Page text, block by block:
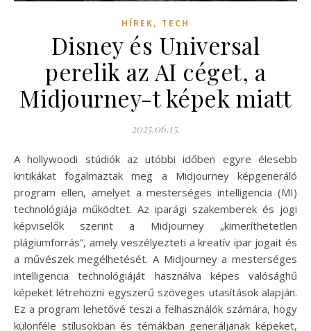
HÍREK, TECH
Disney és Universal
perelik az AI céget, a
Midjourney-t képek miatt
2025.06.15.
A hollywoodi stúdiók az utóbbi időben egyre élesebb
kritikákat fogalmaztak meg a Midjourney képgeneráló
program ellen, amelyet a mesterséges intelligencia (MI)
technológiája működtet. Az iparági szakemberek és jogi
képviselők szerint a Midjourney „kimeríthetetlen
plágiumforrás”, amely veszélyezteti a kreatív ipar jogait és
a művészek megélhetését. A Midjourney a mesterséges
intelligencia technológiáját használva képes valósághű
képeket létrehozni egyszerű szöveges utasítások alapján.
Ez a program lehetővé teszi a felhasználók számára, hogy
különféle stílusokban és témákban generáljanak képeket,